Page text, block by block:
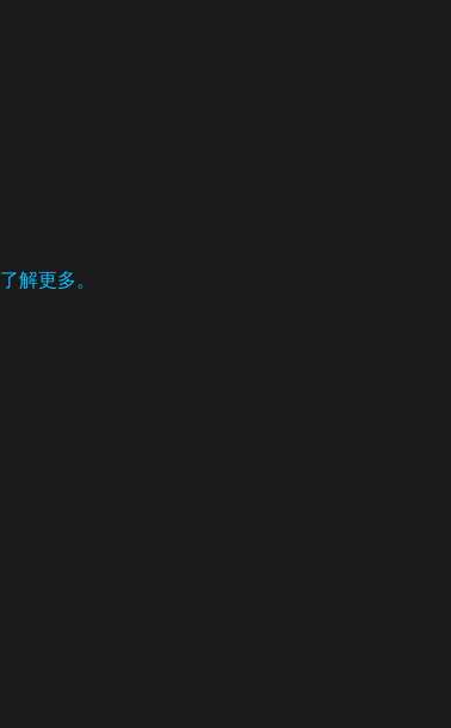
了解更多。